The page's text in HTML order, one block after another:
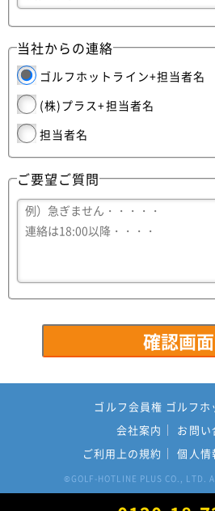
当社からの連絡
ゴルフホットライン+担当者名
(株)プラス+担当者名
担当者名
ご要望ご質問
ゴルフ会員権 ゴルフホ
会社案内
お問い
ご利用上の規約
個人情
© GOLF-HOTLINE PLUS CO.,